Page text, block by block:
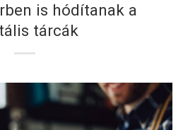
is hódítanak a
tárcák